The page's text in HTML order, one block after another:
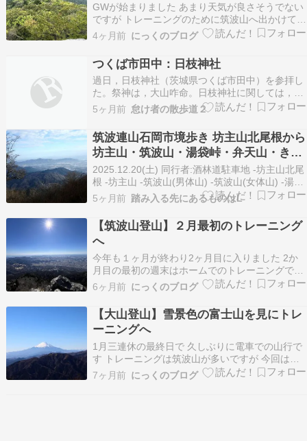
GWが始まりました あまり天気が良さそうでない
ですが トレーニングのために筑波山へ出かけてき
ました 小雨です 白雲橋コースから 迎場コース
分岐 息が上がる 二十三丁目 弁慶七戻り 山頂に近
づくにつれて 登頂ならず お昼にします 男体山に
向かいます 男体山 下山します 下山 山…
4ヶ月前 にっくのブログ
つくば市田中：日枝神社
過日，日枝神社（茨城県つくば市田中）を参拝し
た。祭神は，大山咋命。日枝神社に関しては，塙
泉嶺編『筑波郡郷土史』（大正15年・昭和54年復
刻版）の173頁に解説がある。『筑波郡郷土史』
によれば，日枝神社は，承久3年（1219年）に小
田知重が近江國坂本山王の分霊を勧請して創始し
た神…
5ヶ月前 怠け者の散歩道２
筑波連山石岡市境歩き 坊主山北尾根から
坊主山・筑波山・湯袋峠・弁天山・きの
こ山 その1
2025.12.20(土) 同行者:酒林道駐車地 -坊主山北尾
根 -坊主山 -筑波山(男体山) -筑波山(女体山) -湯袋
峠 -弁天山 -きのこ山 -みかげスポーツ公園駐車場
短時間も以外につらい藪漕ぎ筑波山は一々記事に
していない場合も含めてちょくちょく出かけてい
るのだが(近いから…
5ヶ月前 踏み入る先にあるものはL
【筑波山登山】２月最初のトレーニング
へ
今年も１ヶ月が終わり2ヶ月目に入りました 2か
月目の最初の週末はホームでのトレーニングです
御幸ヶ原コース登山口 中間地点 御幸ヶ原 男体
山 展望台 立身石 お昼にしましょう 筑波山頂
BENKEI HUTにて 無事に下山 誘惑に勝つ 帰路へ
山行データ ルート 標高 距離・…
6ヶ月前 にっくのブログ
【大山登山】雪景色の富士山を見にトレ
ーニングへ
1月三連休の最終日で 久しぶりに電車での山行で
す トレーニングは筑波山が多いですが 今回は神
奈川県の大山にトレーニングしてきました 電車
での山行はザックが重くなります スタートしまし
7ヶ月前 にっくのブログ